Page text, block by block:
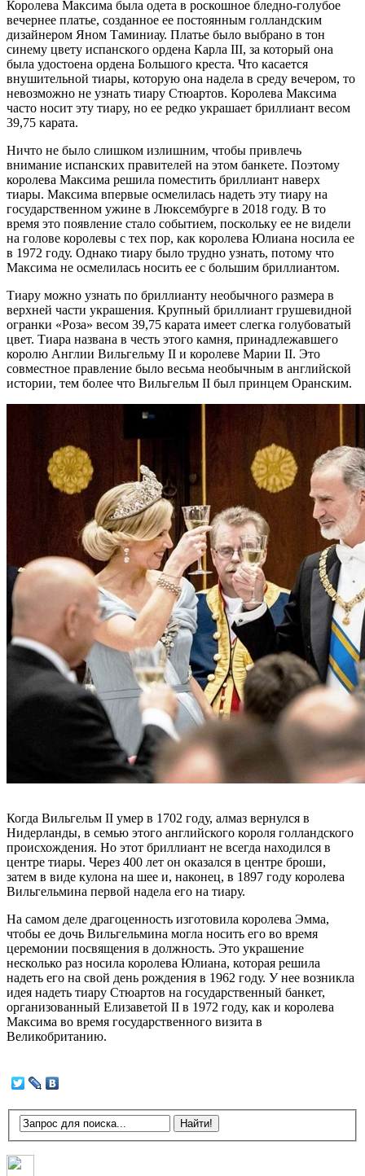
Королева Максима была одета в роскошное бледно-голубое
вечернее платье, созданное ее постоянным голландским
дизайнером Яном Таминиау. Платье было выбрано в тон
синему цвету испанского ордена Карла III, за который она
была удостоена ордена Большого креста. Что касается
внушительной тиары, которую она надела в среду вечером, то
невозможно не узнать тиару Стюартов. Королева Максима
часто носит эту тиару, но ее редко украшает бриллиант весом
39,75 карата.
Ничто не было слишком излишним, чтобы привлечь
внимание испанских правителей на этом банкете. Поэтому
королева Максима решила поместить бриллиант наверх
тиары. Максима впервые осмелилась надеть эту тиару на
государственном ужине в Люксембурге в 2018 году. В то
время это появление стало событием, поскольку ее не видели
на голове королевы с тех пор, как королева Юлиана носила ее
в 1972 году. Однако тиару было трудно узнать, потому что
Максима не осмелилась носить ее с большим бриллиантом.
Тиару можно узнать по бриллианту необычного размера в
верхней части украшения. Крупный бриллиант грушевидной
огранки «Роза» весом 39,75 карата имеет слегка голубоватый
цвет. Тиара названа в честь этого камня, принадлежавшего
королю Англии Вильгельму II и королеве Марии II. Это
совместное правление было весьма необычным в английской
истории, тем более что Вильгельм II был принцем Оранским.
Когда Вильгельм II умер в 1702 году, алмаз вернулся в
Нидерланды, в семью этого английского короля голландского
происхождения. Но этот бриллиант не всегда находился в
центре тиары. Через 400 лет он оказался в центре броши,
затем в виде кулона на шее и, наконец, в 1897 году королева
Вильгельмина первой надела его на тиару.
На самом деле драгоценность изготовила королева Эмма,
чтобы ее дочь Вильгельмина могла носить его во время
церемонии посвящения в должность. Это украшение
несколько раз носила королева Юлиана, которая решила
надеть его на свой день рождения в 1962 году. У нее возникла
идея надеть тиару Стюартов на государственный банкет,
организованный Елизаветой II в 1972 году, как и королева
Максима во время государственного визита в
Великобританию.